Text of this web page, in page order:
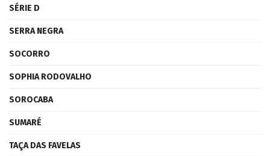
SÉRIE D
SERRA NEGRA
SOCORRO
SOPHIA RODOVALHO
SOROCABA
SUMARÉ
TAÇA DAS FAVELAS